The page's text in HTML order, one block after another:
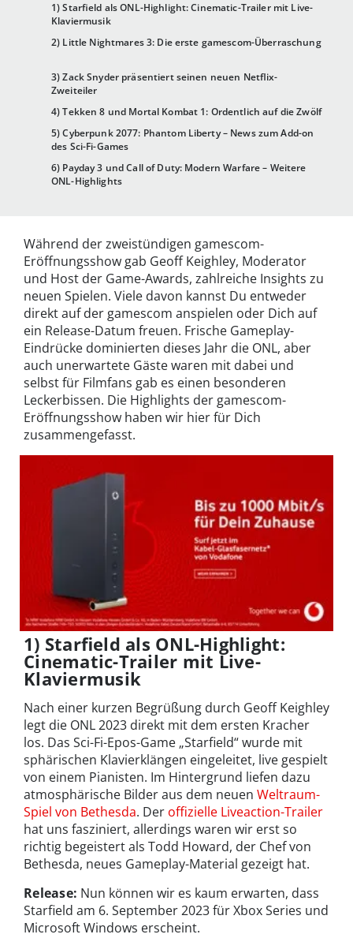
1) Starfield als ONL-Highlight: Cinematic-Trailer mit Live-
Klaviermusik
2) Little Nightmares 3: Die erste gamescom-Überraschung
3) Zack Snyder präsentiert seinen neuen Netflix-
Zweiteiler
4) Tekken 8 und Mortal Kombat 1: Ordentlich auf die Zwölf
5) Cyberpunk 2077: Phantom Liberty – News zum Add-on
des Sci-Fi-Games
6) Payday 3 und Call of Duty: Modern Warfare – Weitere
ONL-Highlights
Während der zweistündigen gamescom-
Eröffnungsshow gab Geoff Keighley, Moderator
und Host der Game-Awards, zahlreiche Insights zu
neuen Spielen. Viele davon kannst Du entweder
direkt auf der gamescom anspielen oder Dich auf
ein Release-Datum freuen. Frische Gameplay-
Eindrücke dominierten dieses Jahr die ONL, aber
auch unerwartete Gäste waren mit dabei und
selbst für Filmfans gab es einen besonderen
Leckerbissen. Die Highlights der gamescom-
Eröffnungsshow haben wir hier für Dich
zusammengefasst.
1) Starfield als ONL-Highlight:
Cinematic-Trailer mit Live-
Klaviermusik
Nach einer kurzen Begrüßung durch Geoff Keighley
legt die ONL 2023 direkt mit dem ersten Kracher
los. Das Sci-Fi-Epos-Game „Starfield“ wurde mit
sphärischen Klavierklängen eingeleitet, live gespielt
von einem Pianisten. Im Hintergrund liefen dazu
atmosphärische Bilder aus dem neuen Weltraum-
Spiel von Bethesda. Der offizielle Liveaction-Trailer
hat uns fasziniert, allerdings waren wir erst so
richtig begeistert als Todd Howard, der Chef von
Bethesda, neues Gameplay-Material gezeigt hat.
Release: Nun können wir es kaum erwarten, dass
Starfield am 6. September 2023 für Xbox Series und
Microsoft Windows erscheint.